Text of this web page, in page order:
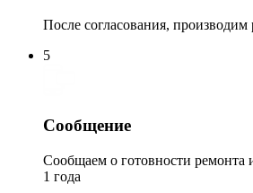
После согласования,
5
Сообщение
Сообщаем о готовности ремонта
1 года